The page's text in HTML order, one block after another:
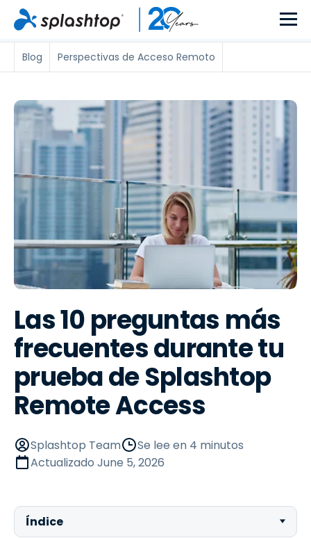
Blog Perspectivas de Acceso Remoto
Las 10 preguntas más
frecuentes durante tu
prueba de Splashtop
Remote Access
Splashtop Team
Se lee en 4 minutos
Actualizado June 5, 2026
Índice